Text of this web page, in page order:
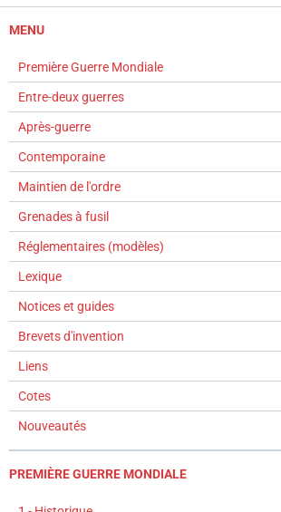
MENU
Première Guerre Mondiale
Entre-deux guerres
Après-guerre
Contemporaine
Maintien de l'ordre
Grenades à fusil
Réglementaires (modèles)
Lexique
Notices et guides
Brevets d'invention
Liens
Cotes
Nouveautés
PREMIÈRE GUERRE MONDIALE